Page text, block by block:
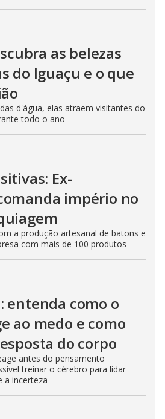
as belezas
do Iguaçu e o que
d'água, elas atraem visitantes do
todo o ano
Ex-
império no
a produção artesanal de batons e
com mais de 100 produtos
entenda como o
ao medo e como
do corpo
antes do pensamento
treinar o cérebro para lidar
a incerteza